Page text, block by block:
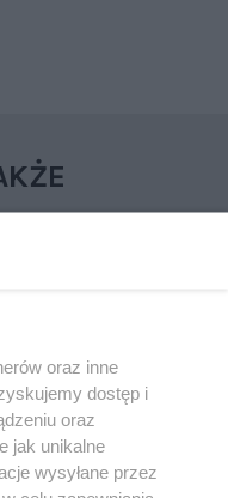
NOWOŚCI
oraz inne
dostęp i
oraz
jak unikalne
wysyłane przez